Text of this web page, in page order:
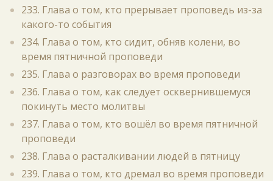
233. Глава о том, кто прерывает проповедь из-за
какого-то события
234. Глава о том, кто сидит, обняв колени, во
время пятничной проповеди
235. Глава о разговорах во время проповеди
236. Глава о том, как следует осквернившемуся
покинуть место молитвы
237. Глава о том, кто вошёл во время пятничной
проповеди
238. Глава о расталкивании людей в пятницу
239. Глава о том, кто дремал во время проповеди